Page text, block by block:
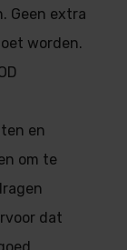
Geen extra
worden.
en
om te
dat